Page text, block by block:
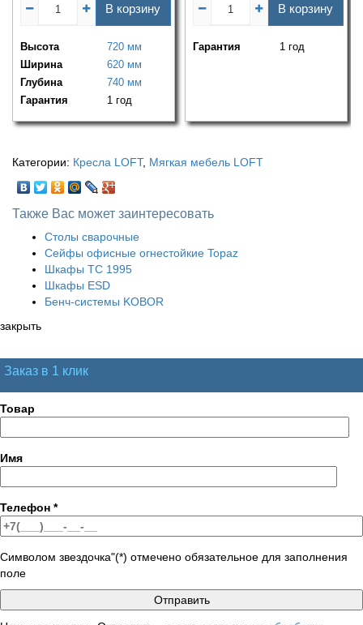
В корзину
Высота
720 мм
Ширина
620 мм
Глубина
740 мм
Гарантия
1 год
В корзину
Гарантия 1 год
Категории: Кресла LOFT, Мягкая мебель LOFT
Также Вас может заинтересовать
Столы сварочные
Сейфы офисные огнестойкие Topaz
Шкафы ТС 1995
Шкафы ESD
Бенч-системы KOBOR
закрыть
Заказ в 1 клик
Товар
Имя
Телефон *
Символом звездочка"(*) отмечено обязательное для заполнения
поле